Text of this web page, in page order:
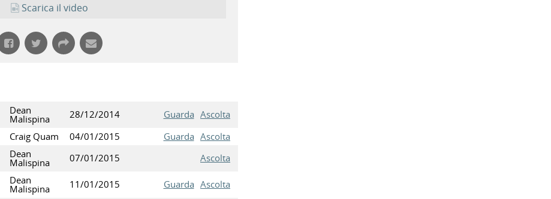
Scarica il video
Dean
Malispina 28/12/2014 Guarda Ascolta
Craig Quam 04/01/2015 Guarda Ascolta
Dean
Malispina 07/01/2015 Ascolta
Dean
Malispina 11/01/2015 Guarda Ascolta